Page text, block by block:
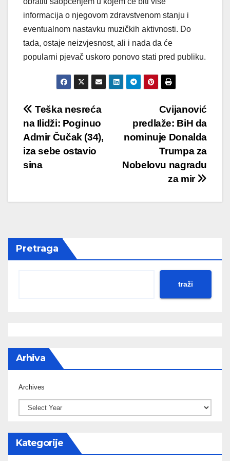
informacija o njegovom zdravstvenom stanju i
eventualnom nastavku muzičkih aktivnosti. Do
tada, ostaje neizvjesnost, ali i nada da će
popularni pjevač uskoro ponovo stati pred publiku.
Post
navigation
Cvijanović
predlaže: BiH da
nominuje Donalda
Trumpa za
Nobelovu nagradu
za mir
Teška nesreća
na Ilidži: Poginuo
Admir Čučak (34),
iza sebe ostavio
sina
Pretraga
traži
Arhiva
Archives
Kategorije